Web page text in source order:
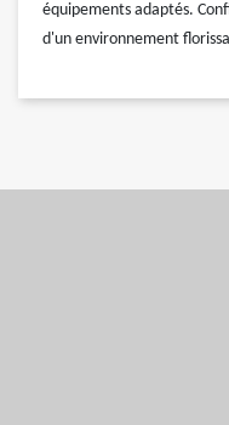
équipements adaptés.
d'un environnement